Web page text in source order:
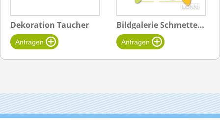
Dekoration Taucher Bildgalerie Schmetterling